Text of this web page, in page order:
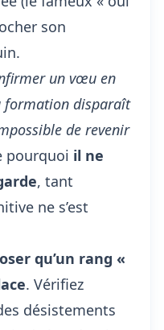
son
un vœu en
formation disparaît
de revenir
pourquoi il ne
, tant
ne s’est
qu’un rang «
. Vérifiez
désistements